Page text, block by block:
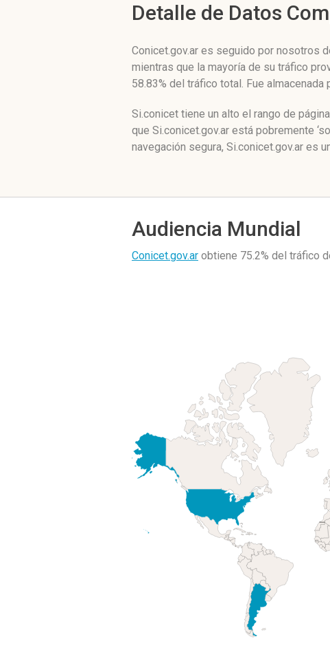
Detalle de Datos
Conicet.gov.ar es seguido por nosotros
mientras que la mayoría de su tráfico
58.83% del tráfico total. Fue almacenada
Si.conicet tiene un alto el rango de
que Si.conicet.gov.ar está pobremente
navegación segura, Si.conicet.gov.ar es
Audiencia Mundial
Conicet.gov.ar obtiene 75.2% del tráfico